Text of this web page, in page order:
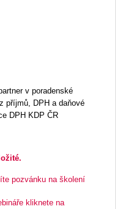
v poradenské
příjmů, DPH a daňové
DPH KDP ČR
pozvánku na školení
kliknete na